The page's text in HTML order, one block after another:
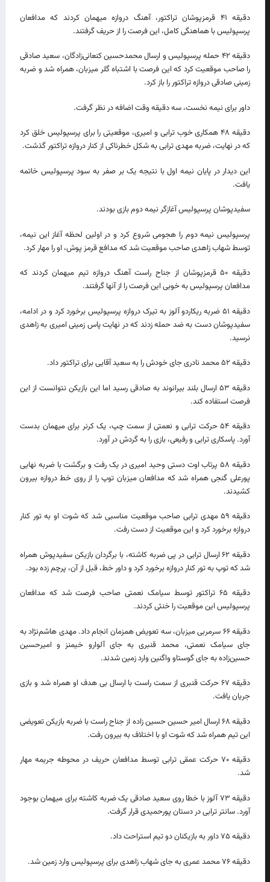
دقیقه ۴۱ قرمزپوشان تراکتور، آهنگ دروازه میهمان کردند که مدافعان
پرسپولیس با هماهنگی کامل، این فرصت را از حریف گرفتند.
دقیقه ۴۲ حمله پرسپولیس و ارسال محمدحسین کنعانی‌زادگان، سعید صادقی
را صاحب موقعیت کرد که این فرصت با اشتباه گلر میزبان، همراه شد و ضربه
زمینی صادقی دروازه تراکتور را باز کرد.
داور برای نیمه نخست، سه دقیقه وقت اضافه در نظر گرفت.
دقیقه ۴۸ همکاری خوب ترابی و امیری، موقعیتی را برای پرسپولیس خلق کرد
که در نهایت، ضربه مهدی ترابی به شکل خطرناکی از کنار دروازه تراکتور گذشت.
این دیدار در پایان نیمه اول با نتیجه یک بر صفر به سود پرسپولیس خاتمه
یافت.
سفیدپوشان پرسپولیس آغازگر نیمه دوم بازی بودند.
پرسپولیس نیمه دوم را هجومی شروع کرد و در اولین لحظه آغاز این نیمه،
توسط شهاب زاهدی صاحب موقعیت شد که مدافع قرمز پوش، او را مهار کرد.
دقیقه ۵۰ قرمزپوشان از جناح راست آهنگ دروازه تیم میهمان کردند که
مدافعان پرسپولیس به خوبی این فرصت را از آنها گرفتند.
دقیقه ۵۱ ضربه ریکاردو آلوز به تیرک دروازه پرسپولیس برخورد کرد و در ادامه،
سفیدپوشان دست به ضد حمله زدند که در نهایت پاس زمینی امیری به زاهدی
نرسید.
دقیقه ۵۲ محمد نادری جای خودش را به سعید آقایی برای تراکتور داد.
دقیقه ۵۳ ارسال بلند بیرانوند به صادقی رسید اما این بازیکن نتوانست از این
فرصت استفاده کند.
دقیقه ۵۴ حرکت ترابی و نعمتی از سمت چپ، یک کرنر برای میهمان بدست
آورد. پاسکاری ترابی و رفیعی، بازی را به گردش در آورد.
دقیقه ۵۸ پرتاب اوت دستی وحید امیری در یک رفت و برگشت با ضربه نهایی
پورعلی گنجی همراه شد که مدافعان میزبان توپ را از روی خط دروازه بیرون
کشیدند.
دقیقه ۵۹ مهدی ترابی صاحب موقعیت مناسبی شد که شوت او به تور کنار
دروازه برخورد کرد و این موقعیت از دست رفت.
دقیقه ۶۲ ارسال ترابی در پی ضربه کاشته، با برگردان بازیکن سفیدپوش همراه
شد که توپ به تور کنار دروازه برخورد کرد و داور خط، قبل از آن، پرچم زده بود.
دقیقه ۶۵ تراکتور توسط سیامک نعمتی صاحب فرصت شد که مدافعان
پرسپولیس این موقعیت را خنثی کردند.
دقیقه ۶۶ سرمربی میزبان، سه تعویض همزمان انجام داد. مهدی هاشم‌نژاد به
جای سیامک نعمتی، محمد قنبری به جای آلوارو خیمنز و امیرحسین
حسین‌زاده به جای گوستاو واگنین وارد زمین شدند.
دقیقه ۶۷ حرکت قنبری از سمت راست با ارسال بی هدف او همراه شد و بازی
جریان یافت.
دقیقه ۶۸ ارسال امیر حسین حسین زاده از جناح راست با ضربه بازیکن تعویضی
این تیم همراه شد که شوت او با اختلاف به بیرون رفت.
دقیقه ۷۰ حرکت عمقی ترابی توسط مدافعان حریف در محوطه جریمه مهار
شد.
دقیقه ۷۳ آلوز با خطا روی سعید صادقی یک ضربه کاشته برای میهمان بوجود
آورد. سانتر ترابی در دستان پورحمیدی قرار گرفت.
دقیقه ۷۵ داور به بازیکنان دو تیم استراحت داد.
دقیقه ۷۶ محمد عمری به جای شهاب زاهدی برای پرسپولیس وارد زمین شد.